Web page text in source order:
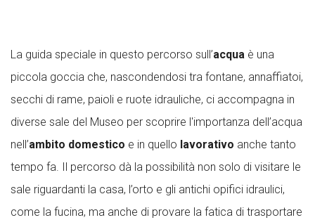
La guida speciale in questo percorso sull’acqua è una
piccola goccia che, nascondendosi tra fontane, annaffiatoi,
secchi di rame, paioli e ruote idrauliche, ci accompagna in
diverse sale del Museo per scoprire l'importanza dell’acqua
nell’ambito domestico e in quello lavorativo anche tanto
tempo fa. Il percorso dà la possibilità non solo di visitare le
sale riguardanti la casa, l’orto e gli antichi opifici idraulici,
come la fucina, ma anche di provare la fatica di trasportare